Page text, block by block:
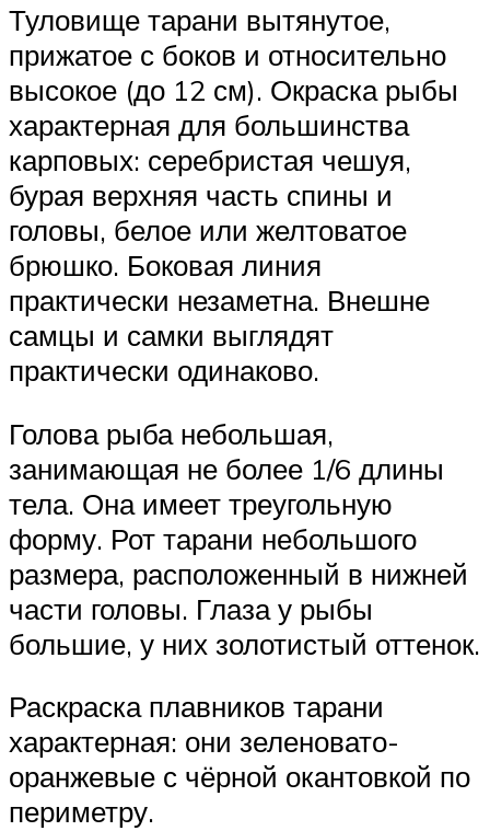
Туловище тарани вытянутое,
прижатое с боков и относительно
высокое (до 12 см). Окраска рыбы
характерная для большинства
карповых: серебристая чешуя,
бурая верхняя часть спины и
головы, белое или желтоватое
брюшко. Боковая линия
практически незаметна. Внешне
самцы и самки выглядят
практически одинаково.
Голова рыба небольшая,
занимающая не более 1/6 длины
тела. Она имеет треугольную
форму. Рот тарани небольшого
размера, расположенный в нижней
части головы. Глаза у рыбы
большие, у них золотистый оттенок.
Раскраска плавников тарани
характерная: они зеленовато-
оранжевые с чёрной окантовкой по
периметру.